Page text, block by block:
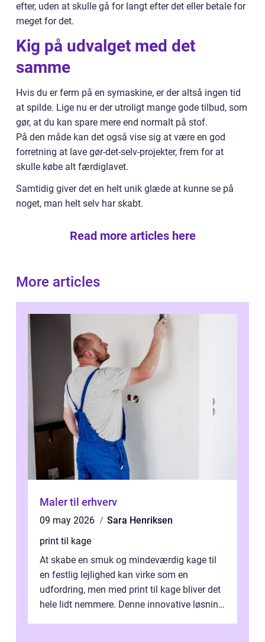
efter, uden at skulle gå for langt efter det eller betale for
meget for det.
Kig på udvalget med det
samme
Hvis du er ferm på en symaskine, er der altså ingen tid
at spilde. Lige nu er der utroligt mange gode tilbud, som
gør, at du kan spare mere end normalt på stof.
På den måde kan det også vise sig at være en god
forretning at lave gør-det-selv-projekter, frem for at
skulle købe alt færdiglavet.
Samtidig giver det en helt unik glæde at kunne se på
noget, man helt selv har skabt.
Read more articles here
More articles
Maler til erhverv
09 may 2026
Sara Henriksen
print til kage
At skabe en smuk og mindeværdig kage til
en festlig lejlighed kan virke som en
udfordring, men med print til kage bliver det
hele lidt nemmere. Denne innovative løsning